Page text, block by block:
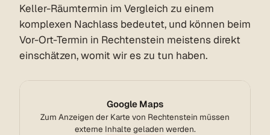
Keller-Räumtermin im Vergleich zu einem
komplexen Nachlass bedeutet, und können beim
Vor-Ort-Termin in Rechtenstein meistens direkt
einschätzen, womit wir es zu tun haben.
Google Maps
Zum Anzeigen der Karte von Rechtenstein müssen
externe Inhalte geladen werden.